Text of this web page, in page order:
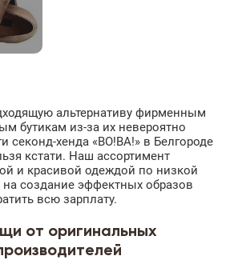
альтернативу фирменным
бутикам из-за их невероятно
секонд-хенда «ВО!ВА!» в Белгороде
кстати. Наш ассортимент
и красивой одеждой по низкой
на создание эффектных образов
всю зарплату.
от оригинальных